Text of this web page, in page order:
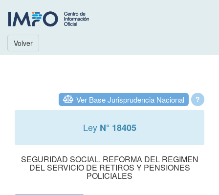
Volver
?
Ver Base Jurisprudencia Nacional
Ley N° 18405
SEGURIDAD SOCIAL. REFORMA DEL REGIMEN
DEL SERVICIO DE RETIROS Y PENSIONES
POLICIALES